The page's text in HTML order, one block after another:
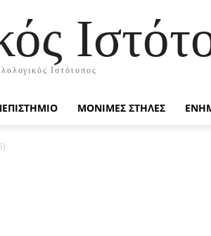
Ιστότοπος
ΜΟΝΙΜΕΣ ΣΤΗΛΕΣ